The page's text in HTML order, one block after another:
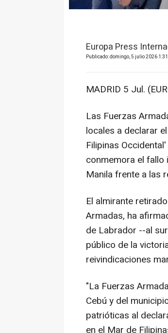
Europa Press
Publicado: domingo, 5 julio 2026 1:31
MADRID 5 Jul.
Las Fuerzas
locales a declarar
Filipinas
conmemora el
Manila frente a las
El almirante
Armadas, ha
de Labrador --al
público de la
reivindicaciones
"La Fuerzas
Cebú y del
patrióticas al